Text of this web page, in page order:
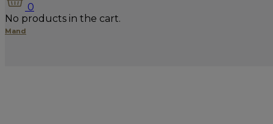
0
No products in the cart.
Mand